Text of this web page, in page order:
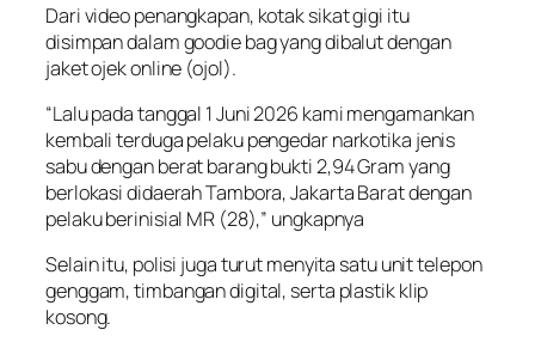
Dari video penangkapan, kotak sikat gigi itu
disimpan dalam goodie bag yang dibalut dengan
jaket ojek online (ojol).
“Lalu pada tanggal 1 Juni 2026 kami mengamankan
kembali terduga pelaku pengedar narkotika jenis
sabu dengan berat barang bukti 2,94 Gram yang
berlokasi didaerah Tambora, Jakarta Barat dengan
pelaku berinisial MR (28),” ungkapnya
Selain itu, polisi juga turut menyita satu unit telepon
genggam, timbangan digital, serta plastik klip
kosong.